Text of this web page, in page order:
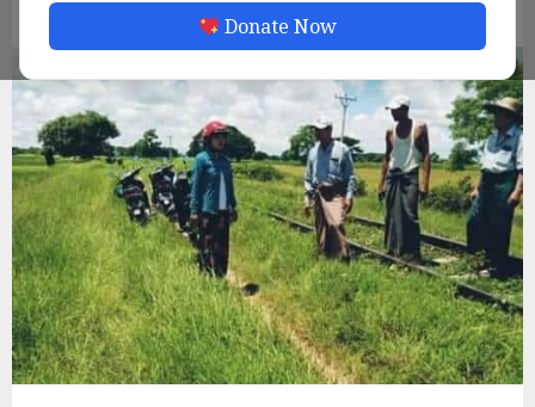
Donate Now
ADMIN